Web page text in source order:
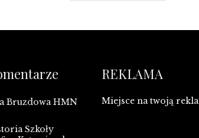
Bruzdowa HMN
Szkoły
REKLAMA
Miejsce na twoją